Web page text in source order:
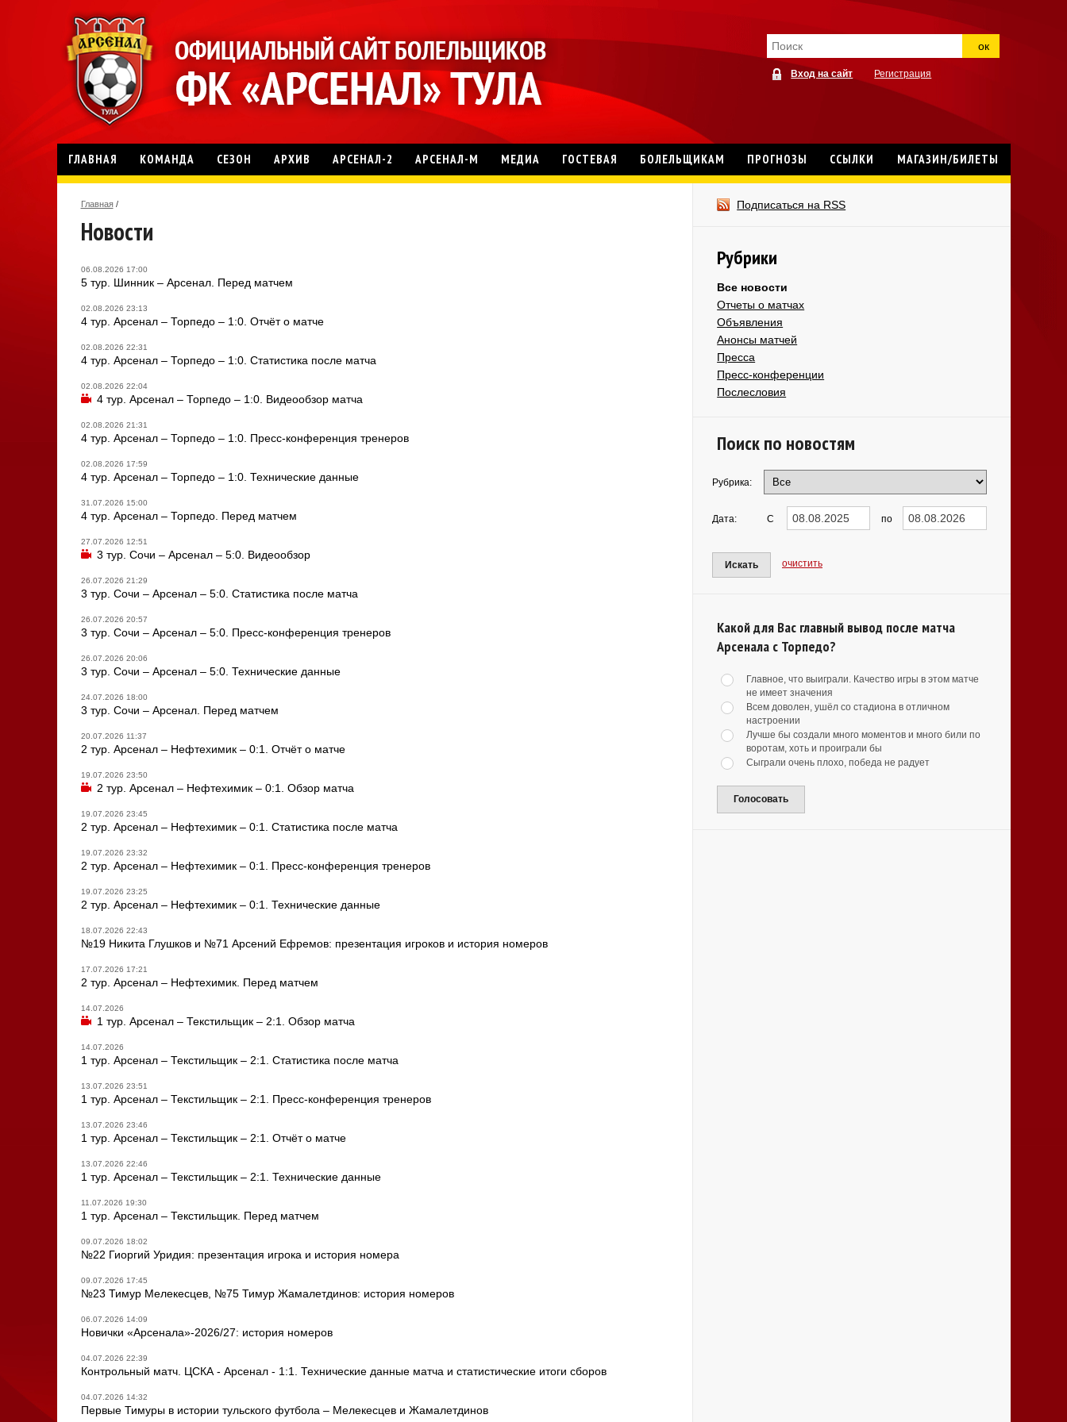
ок
Вход на сайт Регистрация
ГЛАВНАЯ КОМАНДА СЕЗОН АРХИВ АРСЕНАЛ-2 АРСЕНАЛ-М МЕДИА ГОСТЕВАЯ БОЛЕЛЬЩИКАМ ПРОГНОЗЫ ССЫЛКИ МАГАЗИН/БИЛЕТЫ
Главная /
Новости
06.08.2026 17:00
5 тур. Шинник – Арсенал. Перед матчем
02.08.2026 23:13
4 тур. Арсенал – Торпедо – 1:0. Отчёт о матче
02.08.2026 22:31
4 тур. Арсенал – Торпедо – 1:0. Статистика после матча
02.08.2026 22:04
4 тур. Арсенал – Торпедо – 1:0. Видеообзор матча
02.08.2026 21:31
4 тур. Арсенал – Торпедо – 1:0. Пресс-конференция тренеров
02.08.2026 17:59
4 тур. Арсенал – Торпедо – 1:0. Технические данные
31.07.2026 15:00
4 тур. Арсенал – Торпедо. Перед матчем
27.07.2026 12:51
3 тур. Сочи – Арсенал – 5:0. Видеообзор
26.07.2026 21:29
3 тур. Сочи – Арсенал – 5:0. Статистика после матча
26.07.2026 20:57
3 тур. Сочи – Арсенал – 5:0. Пресс-конференция тренеров
26.07.2026 20:06
3 тур. Сочи – Арсенал – 5:0. Технические данные
24.07.2026 18:00
3 тур. Сочи – Арсенал. Перед матчем
20.07.2026 11:37
2 тур. Арсенал – Нефтехимик – 0:1. Отчёт о матче
19.07.2026 23:50
2 тур. Арсенал – Нефтехимик – 0:1. Обзор матча
19.07.2026 23:45
2 тур. Арсенал – Нефтехимик – 0:1. Статистика после матча
19.07.2026 23:32
2 тур. Арсенал – Нефтехимик – 0:1. Пресс-конференция тренеров
19.07.2026 23:25
2 тур. Арсенал – Нефтехимик – 0:1. Технические данные
18.07.2026 22:43
№19 Никита Глушков и №71 Арсений Ефремов: презентация игроков и история номеров
17.07.2026 17:21
2 тур. Арсенал – Нефтехимик. Перед матчем
14.07.2026
1 тур. Арсенал – Текстильщик – 2:1. Обзор матча
14.07.2026
1 тур. Арсенал – Текстильщик – 2:1. Статистика после матча
13.07.2026 23:51
1 тур. Арсенал – Текстильщик – 2:1. Пресс-конференция тренеров
13.07.2026 23:46
1 тур. Арсенал – Текстильщик – 2:1. Отчёт о матче
13.07.2026 22:46
1 тур. Арсенал – Текстильщик – 2:1. Технические данные
11.07.2026 19:30
1 тур. Арсенал – Текстильщик. Перед матчем
09.07.2026 18:02
№22 Гиоргий Уридия: презентация игрока и история номера
09.07.2026 17:45
№23 Тимур Мелекесцев, №75 Тимур Жамалетдинов: история номеров
06.07.2026 14:09
Новички «Арсенала»-2026/27: история номеров
04.07.2026 22:39
Контрольный матч. ЦСКА - Арсенал - 1:1. Технические данные матча и статистические итоги сборов
04.07.2026 14:32
Первые Тимуры в истории тульского футбола – Мелекесцев и Жамалетдинов
Подписаться на RSS
Рубрики
Все новости
Отчеты о матчах
Объявления
Анонсы матчей
Пресса
Пресс-конференции
Послесловия
Поиск по новостям
Рубрика:
Дата: С по
Искать очистить
Какой для Вас главный вывод после матча
Арсенала с Торпедо?
Главное, что выиграли. Качество игры в этом матче
не имеет значения
Всем доволен, ушёл со стадиона в отличном
настроении
Лучше бы создали много моментов и много били по
воротам, хоть и проиграли бы
Сыграли очень плохо, победа не радует
Голосовать